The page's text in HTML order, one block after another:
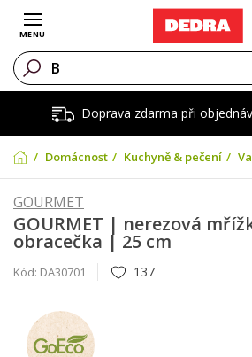
Doprava zdarma při
Otevřít menu
MENU
Domácnost Kuchyně & pečení
GOURMET
GOURMET | nerezová
obracečka | 25 cm
Kód: DA30701 137